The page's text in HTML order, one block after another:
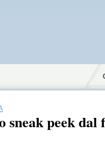
sneak peek dal